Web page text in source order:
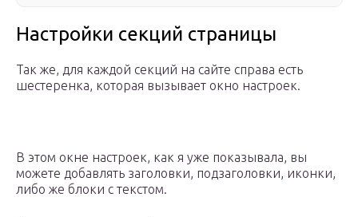
Настройки секций страницы
Так же, для каждой секций на сайте справа есть
шестеренка, которая вызывает окно настроек.
В этом окне настроек, как я уже показывала, вы
можете добавлять заголовки, подзаголовки, иконки,
либо же блоки с текстом.